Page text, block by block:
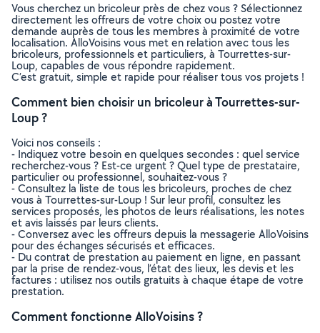
Vous cherchez un bricoleur près de chez vous ? Sélectionnez
directement les offreurs de votre choix ou postez votre
demande auprès de tous les membres à proximité de votre
localisation. AlloVoisins vous met en relation avec tous les
bricoleurs, professionnels et particuliers, à Tourrettes-sur-
Loup, capables de vous répondre rapidement.
C’est gratuit, simple et rapide pour réaliser tous vos projets !
Comment bien choisir un bricoleur à Tourrettes-sur-
Loup ?
Voici nos conseils :
- Indiquez votre besoin en quelques secondes : quel service
recherchez-vous ? Est-ce urgent ? Quel type de prestataire,
particulier ou professionnel, souhaitez-vous ?
- Consultez la liste de tous les bricoleurs, proches de chez
vous à Tourrettes-sur-Loup ! Sur leur profil, consultez les
services proposés, les photos de leurs réalisations, les notes
et avis laissés par leurs clients.
- Conversez avec les offreurs depuis la messagerie AlloVoisins
pour des échanges sécurisés et efficaces.
- Du contrat de prestation au paiement en ligne, en passant
par la prise de rendez-vous, l’état des lieux, les devis et les
factures : utilisez nos outils gratuits à chaque étape de votre
prestation.
Comment fonctionne AlloVoisins ?